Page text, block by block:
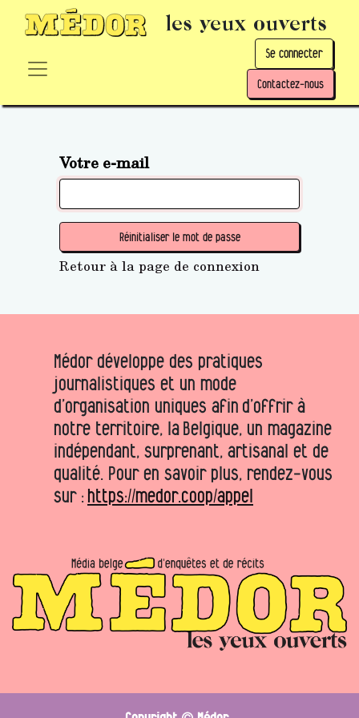
les yeux ouverts
Se connecter
Contactez-nous
Votre e-mail
Réinitialiser le mot de passe
Retour à la page de connexion
Médor développe des pratiques
journalistiques et un mode
d’organisation uniques afin d’offrir à
notre territoire, la Belgique, un magazine
indépendant, surprenant, artisanal et de
qualité. Pour en savoir plus, rendez-vous
sur : https://medor.coop/appel